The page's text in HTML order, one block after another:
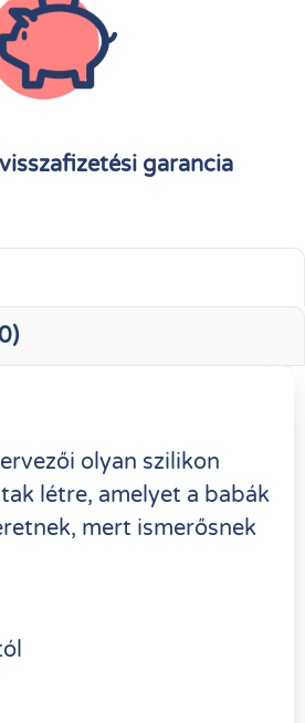
garancia
olyan szilikon
létre, amelyet a babák
mert ismerősnek